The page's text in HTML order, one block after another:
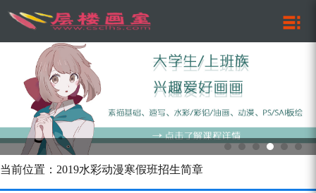
当前位置：2019水彩动漫寒假班招生简章